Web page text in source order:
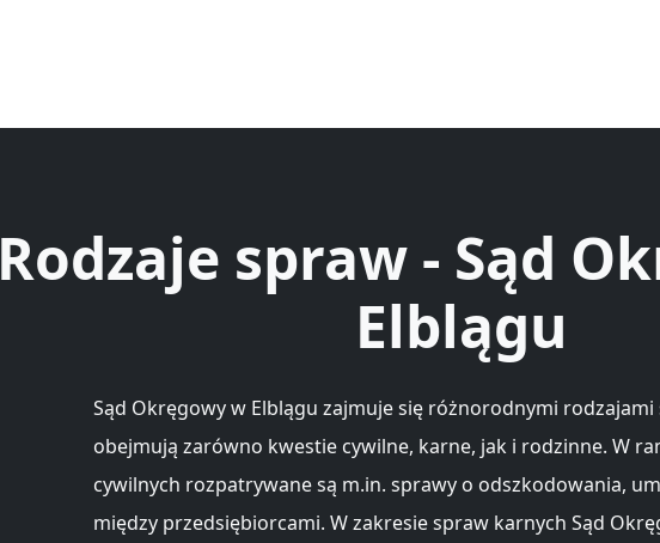
Rodzaje spraw - Sąd
Elblągu
Sąd Okręgowy w Elblągu zajmuje się różnorodnymi
obejmują zarówno kwestie cywilne, karne, jak i rodzinne. W
cywilnych rozpatrywane są m.in. sprawy o odszkodowania,
między przedsiębiorcami. W zakresie spraw karnych Sąd